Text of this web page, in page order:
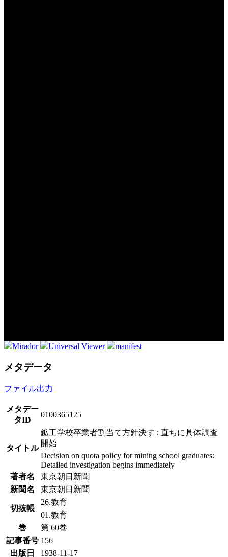
Mirador Universal Viewer manifest
メタデータ
ファイル出力
メタデー
タID
0100365125
タイトル
鉱工学校卒業者割当て方針決す : 直ちに具体調査
開始
Decision on quota policy for mining school graduates:
Detailed investigation begins immediately
著者名
東京朝日新聞
新聞名
東京朝日新聞
切抜帳
26.教育
01.教育
巻
第 60巻
記事番号 156
出版日
1938-11-17